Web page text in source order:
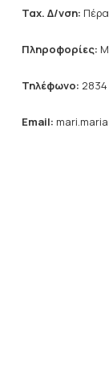
Ταχ. Δ/νση:
Πληροφορίες:
Τηλέφωνο:
Email: